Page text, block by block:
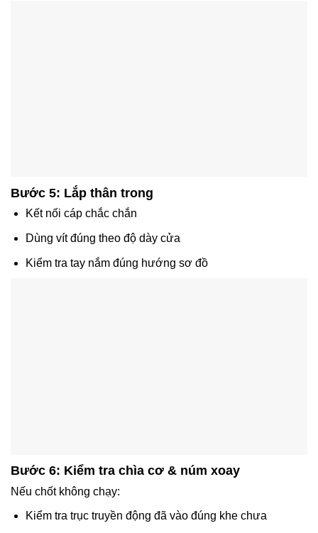
Bước 5: Lắp thân trong
Kết nối cáp chắc chắn
Dùng vít đúng theo độ dày cửa
Kiểm tra tay nắm đúng hướng sơ đồ
Bước 6: Kiểm tra chìa cơ & núm xoay
Nếu chốt không chạy:
Kiểm tra trục truyền động đã vào đúng khe chưa